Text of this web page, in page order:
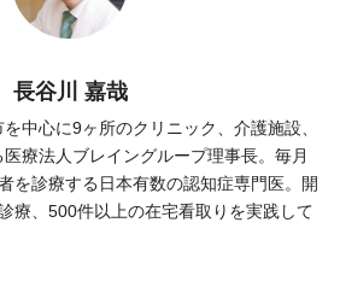
長谷川 嘉哉
中心に9ヶ所のクリニック、介護施設、
療法人ブレイングループ理事長。毎月
を診療する日本有数の認知症専門医。開
療、500件以上の在宅看取りを実践して